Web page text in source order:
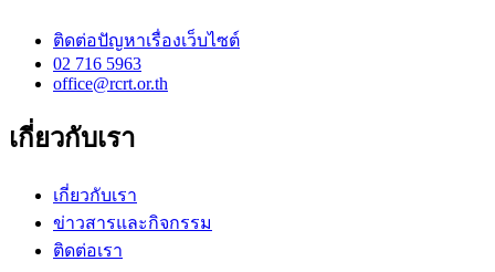
ติดต่อปัญหาเรื่องเว็บไซต์
02 716 5963
office@rcrt.or.th
เกี่ยวกับเรา
เกี่ยวกับเรา
ข่าวสารและกิจกรรม
ติดต่อเรา